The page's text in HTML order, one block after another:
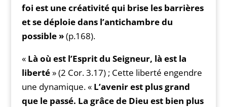
foi est une créativité qui brise les barrières
et se déploie dans l’antichambre du
possible »(p.168).
« Là où est l’Esprit du Seigneur, là est la
liberté» (2 Cor. 3.17) ; Cette liberté engendre
une dynamique. « L’avenir est plus grand
que le passé. La grâce de Dieu est bien plus